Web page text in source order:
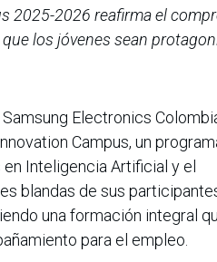
2025-2026 reafirma el
los jóvenes sean
Samsung Electronics
Campus, un
Inteligencia Artificial y el
blandas de sus
una formación integral
para el empleo.